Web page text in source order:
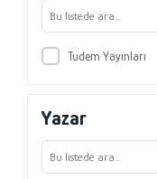
Tudem Yayınları
Yazar